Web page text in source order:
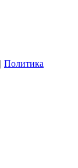
| Политика